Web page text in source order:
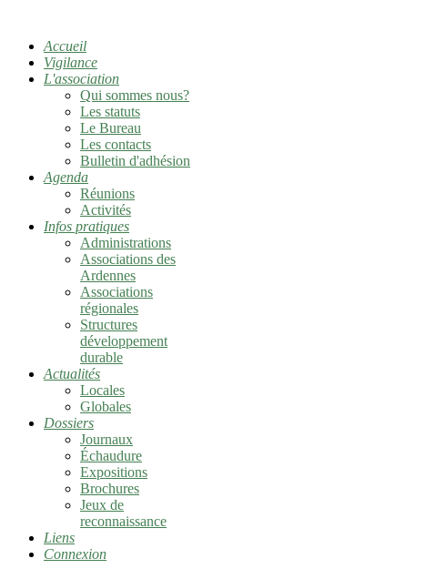
Accueil
Vigilance
L'association
Qui sommes nous?
Les statuts
Le Bureau
Les contacts
Bulletin d'adhésion
Agenda
Réunions
Activités
Infos pratiques
Administrations
Associations des
Ardennes
Associations
régionales
Structures
développement
durable
Actualités
Locales
Globales
Dossiers
Journaux
Échaudure
Expositions
Brochures
Jeux de
reconnaissance
Liens
Connexion